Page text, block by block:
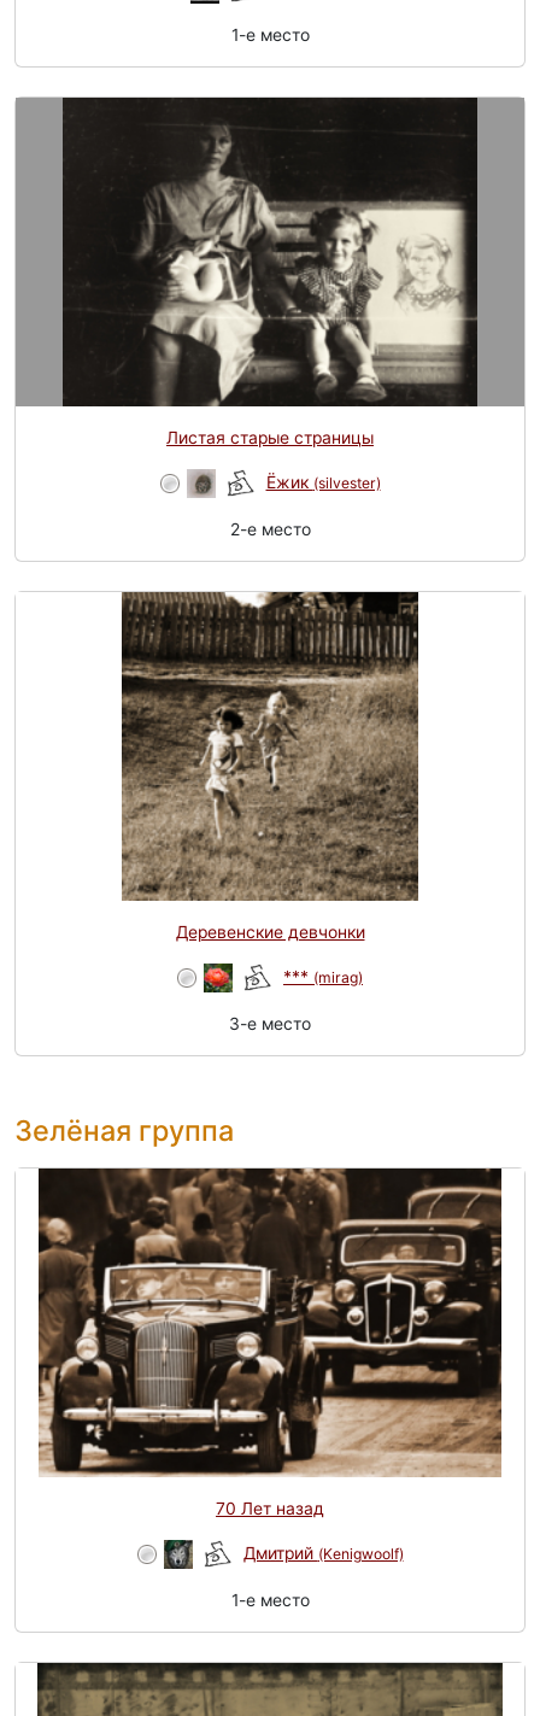
1-e место
Листая старые страницы
Ёжик (silvester)
2-e место
Деревенские девчонки
*** (mirag)
3-e место
Зелёная группа
70 Лет назад
Дмитрий (Kenigwoolf)
1-e место